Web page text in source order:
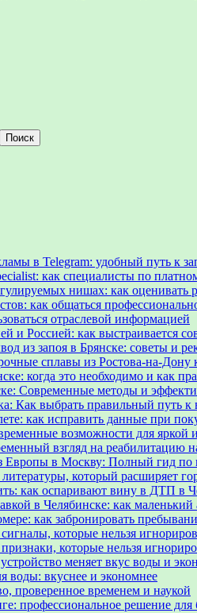
в Telegram: удобный путь к
как специалисты по
нишах: как оценивать
как общаться
отраслевой информацией
и Россией: как выстраивается
из запоя в Брянске: советы и
сплавы из Ростова-на-Дону
когда это необходимо и как
Современные методы и
Как выбрать правильный путь к
как исправить данные при
возможности для яркой
взгляд на реабилитацию
Европы в Москву: Полный гид по
который расширяет
как оспаривают вину в ДТП в
в Челябинске: как
как забронировать
которые нельзя
которые нельзя
меняет вкус воды и
воды: вкуснее и экономнее
проверенное временем и наукой
профессиональное решение для